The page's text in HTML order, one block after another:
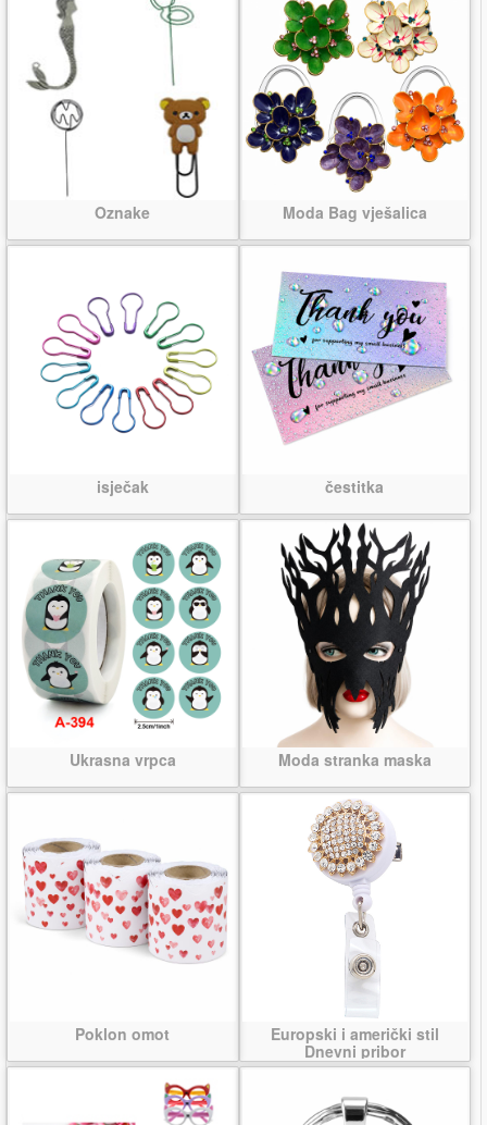
Oznake Moda Bag vješalica
isječak čestitka
Ukrasna vrpca Moda stranka maska
Poklon omot
Europski i američki stil
Dnevni pribor